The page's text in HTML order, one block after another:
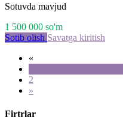
Sotuvda mavjud
1 500 000 so'm
Sotib olish Savatga kiritish
«
2
»
Firtrlar